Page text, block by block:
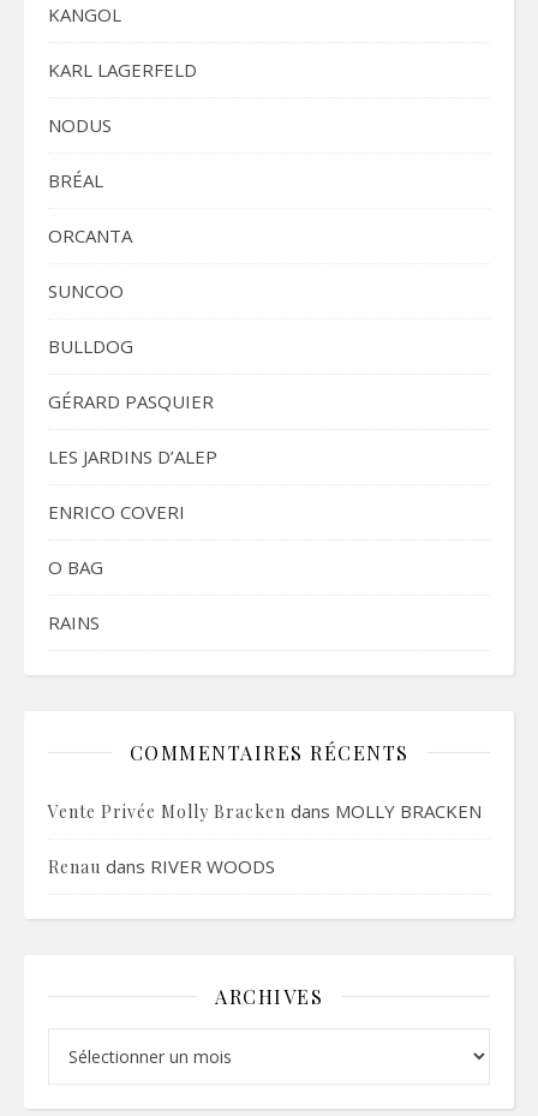
KANGOL
KARL LAGERFELD
NODUS
BRÉAL
ORCANTA
SUNCOO
BULLDOG
GÉRARD PASQUIER
LES JARDINS D’ALEP
ENRICO COVERI
O BAG
RAINS
COMMENTAIRES RÉCENTS
Vente Privée Molly Bracken dans MOLLY BRACKEN
Renau dans RIVER WOODS
ARCHIVES